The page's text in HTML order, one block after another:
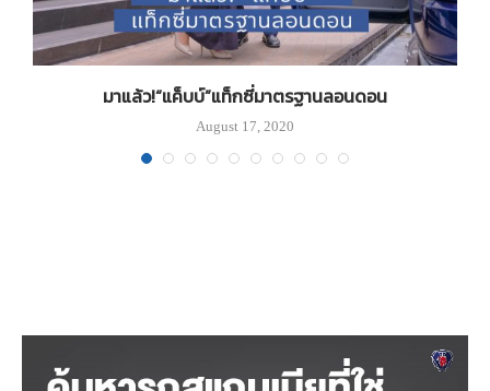
มาแล้ว!“แค็บบ์”แท็กซี่มาตรฐานลอนดอน
August 17, 2020